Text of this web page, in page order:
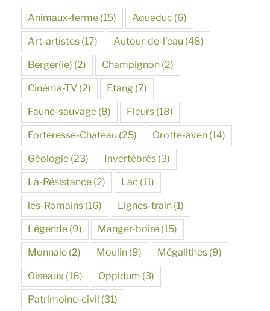
Animaux-ferme (15) Aqueduc (6)
Art-artistes (17) Autour-de-l'eau (48)
Berger(ie) (2) Champignon (2)
Cinéma-TV (2) Etang (7)
Faune-sauvage (8) Fleurs (18)
Forteresse-Chateau (25) Grotte-aven (14)
Géologie (23) Invertébrés (3)
La-Résistance (2) Lac (11)
les-Romains (16) Lignes-train (1)
Légende (9) Manger-boire (15)
Monnaie (2) Moulin (9) Mégalithes (9)
Oiseaux (16) Oppidum (3)
Patrimoine-civil (31)